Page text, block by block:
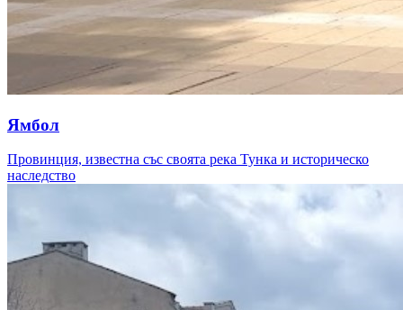
Ямбол
Провинция, известна със своята река Тунка и историческо
наследство